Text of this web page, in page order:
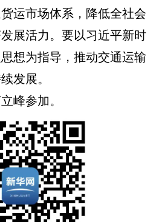
运市场体系，降低全社会
展活力。要以习近平新时
想为指导，推动交通运输
发展。
参加。